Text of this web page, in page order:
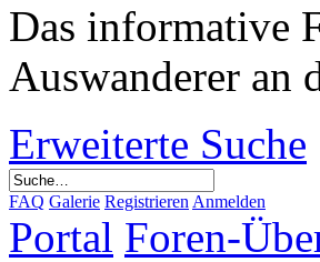
Das informative
Auswanderer an
Erweiterte Suche
FAQ Galerie Registrieren Anmelden
Portal Foren-